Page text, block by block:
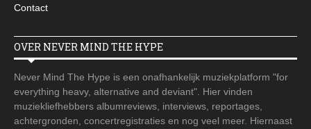
Contact
OVER NEVER MIND THE HYPE
Never Mind The Hype is een onafhankelijk muziekplatform "for
everything heavy, alternative and deviant". Hier vinden
muziekliefhebbers albumreviews, interviews, reportages,
achtergronden, concertregistraties en nog veel meer. Hiernaast